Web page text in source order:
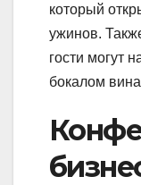
который
ужинов.
гости могут
бокалом